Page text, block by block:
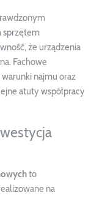
sprzętem
że urządzenia
Fachowe
najmu oraz
atuty współpracy
to
na